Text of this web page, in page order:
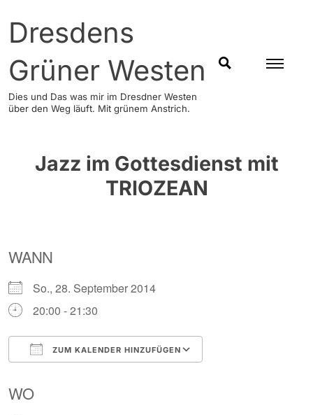
content
Dresdens
Grüner Westen
Dies und Das was mir im Dresdner Westen
über den Weg läuft. Mit grünem Anstrich.
SUCHEN
Jazz im Gottesdienst mit
TRIOZEAN
WANN
So., 28. September 2014
20:00 - 21:30
ZUM KALENDER HINZUFÜGEN
WO